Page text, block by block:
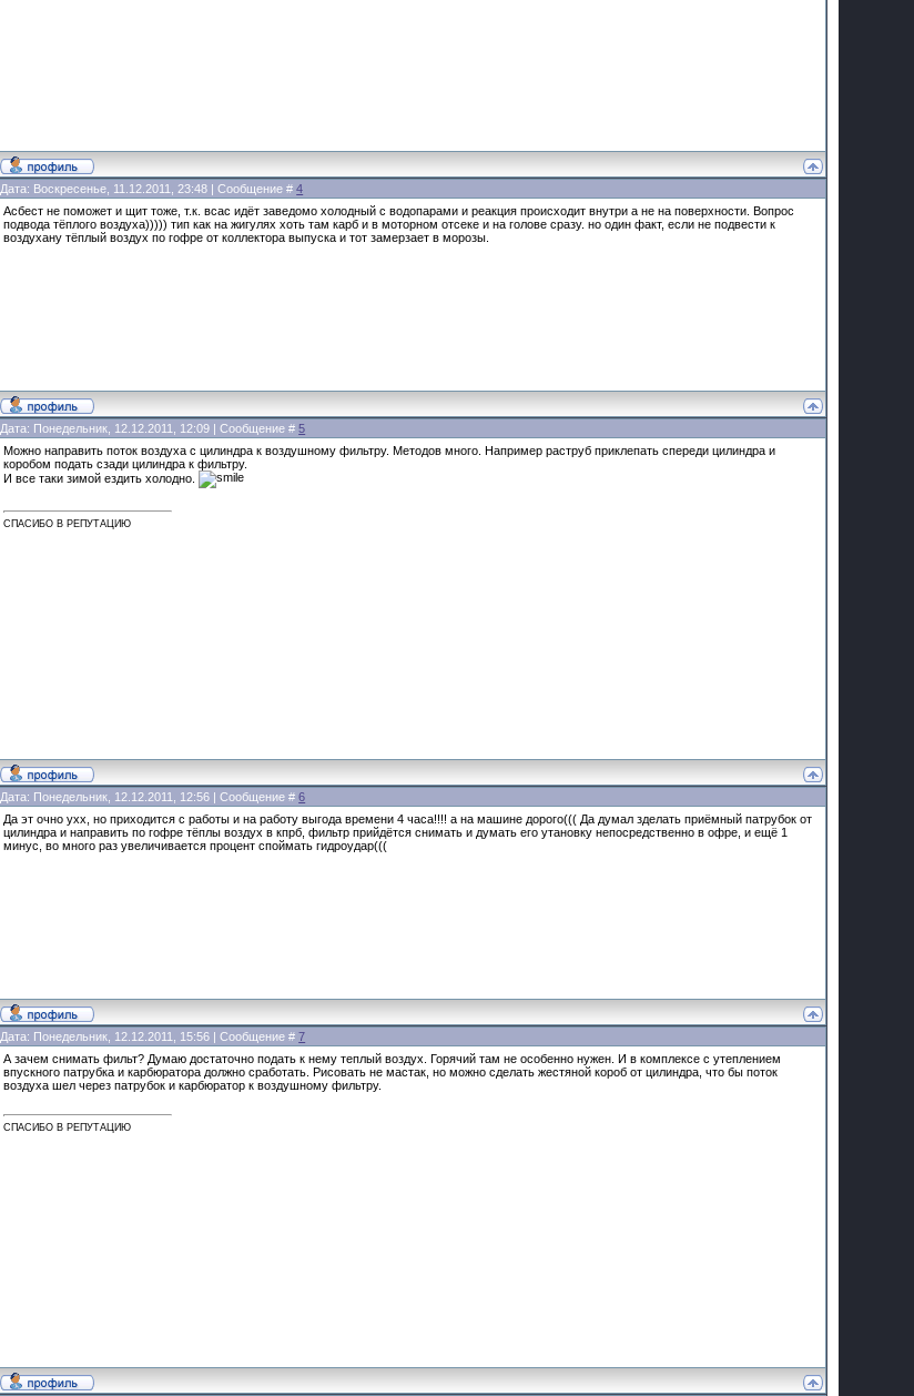
Дата: Воскресенье, 11.12.2011, 23:48 | Сообщение #4
Асбест не поможет и щит тоже, т.к. всас идёт заведомо холодный с водопарами и реакция происходит внутри а не на поверхности. Вопрос
подвода тёплого воздуха))))) тип как на жигулях хоть там карб и в моторном отсеке и на голове сразу. но один факт, если не подвести к
воздухану тёплый воздух по гофре от коллектора выпуска и тот замерзает в морозы.
Дата: Понедельник, 12.12.2011, 12:09 | Сообщение #5
Можно направить поток воздуха с цилиндра к воздушному фильтру. Методов много. Например раструб приклепать спереди цилиндра и
коробом подать сзади цилиндра к фильтру.
И все таки зимой ездить холодно.
СПАСИБО В РЕПУТАЦИЮ
Дата: Понедельник, 12.12.2011, 12:56 | Сообщение #6
Да эт очно ухх, но приходится с работы и на работу выгода времени 4 часа!!!! а на машине дорого((( Да думал зделать приёмный патрубок от
цилиндра и направить по гофре тёплы воздух в кпрб, фильтр прийдётся снимать и думать его утановку непосредственно в офре, и ещё 1
минус, во много раз увеличивается процент споймать гидроудар(((
Дата: Понедельник, 12.12.2011, 15:56 | Сообщение #7
А зачем снимать фильт? Думаю достаточно подать к нему теплый воздух. Горячий там не особенно нужен. И в комплексе с утеплением
впускного патрубка и карбюратора должно сработать. Рисовать не мастак, но можно сделать жестяной короб от цилиндра, что бы поток
воздуха шел через патрубок и карбюратор к воздушному фильтру.
СПАСИБО В РЕПУТАЦИЮ